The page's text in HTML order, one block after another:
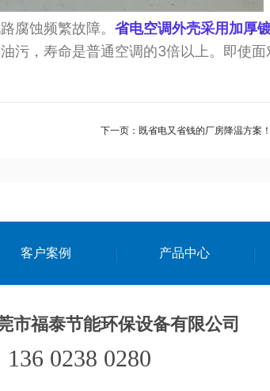
腐蚀频繁故障。 省电空调外壳采用加厚
污，寿命是普通空调的3倍以上。即使
下一页：既省电又省钱的厂房降温方案
客户案例 产品中心
市福泰节能环保设备有限公司
136 0238 0280